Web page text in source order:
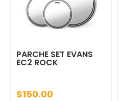
PARCHE SET EVANS
EC2 ROCK
$150.00